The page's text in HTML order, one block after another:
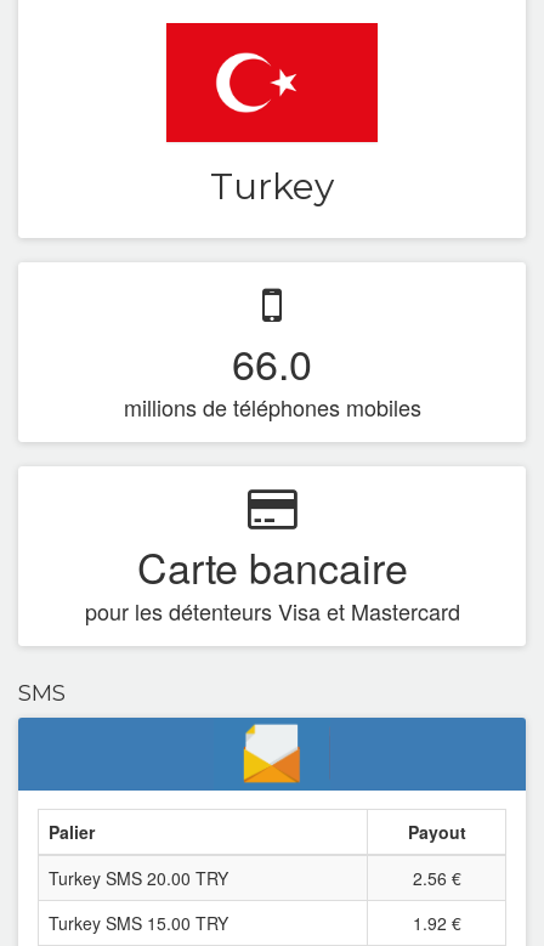
France DOM-TOM
India
Latvia
Mexico
Morocco
Poland
Portugal
Czech Republic
Turkey
66.0
millions de téléphones mobiles
Carte bancaire
pour les détenteurs Visa et Mastercard
SMS
Palier
Payout
Turkey SMS 20.00 TRY
2.56 €
Turkey SMS 15.00 TRY
1.92 €